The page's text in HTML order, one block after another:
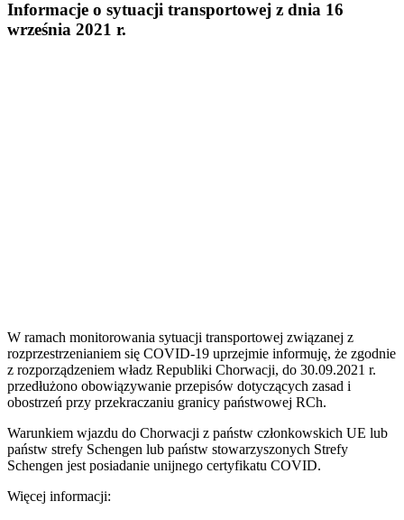
Informacje o sytuacji transportowej z dnia 16
września 2021 r.
W ramach monitorowania sytuacji transportowej związanej z
rozprzestrzenianiem się COVID-19 uprzejmie informuję, że zgodnie
z rozporządzeniem władz Republiki Chorwacji, do 30.09.2021 r.
przedłużono obowiązywanie przepisów dotyczących zasad i
obostrzeń przy przekraczaniu granicy państwowej RCh.
Warunkiem wjazdu do Chorwacji z państw członkowskich UE lub
państw strefy Schengen lub państw stowarzyszonych Strefy
Schengen jest posiadanie unijnego certyfikatu COVID.
Więcej informacji: